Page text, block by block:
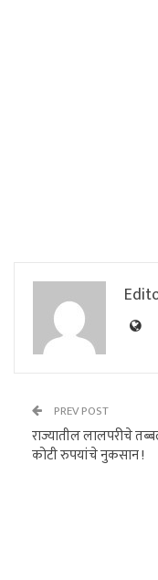
PREV POST
राज्यातील लालपरीचे
कोटी रुपयांचे नुकसान !